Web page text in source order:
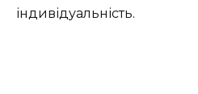
індивідуальність.